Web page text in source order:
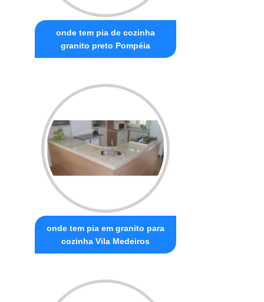
onde tem pia de cozinha
granito preto Pompéia
onde tem pia em granito para
cozinha Vila Medeiros